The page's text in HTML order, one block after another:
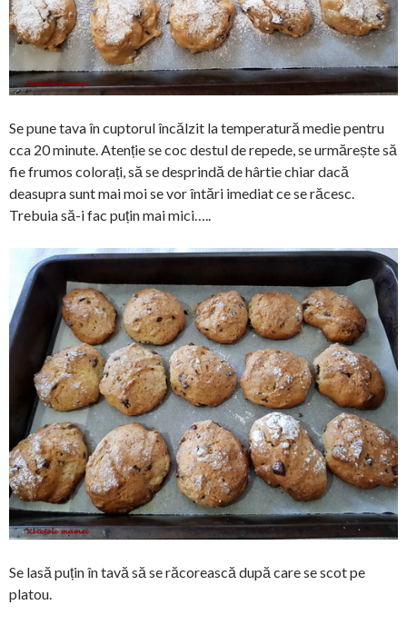
Se pune tava în cuptorul încălzit la temperatură medie pentru
cca 20 minute. Atenție se coc destul de repede, se urmărește să
fie frumos colorați, să se desprindă de hârtie chiar dacă
deasupra sunt mai moi se vor întări imediat ce se răcesc.
Trebuia să-i fac puțin mai mici…..
Se lasă puțin în tavă să se răcorească după care se scot pe
platou.